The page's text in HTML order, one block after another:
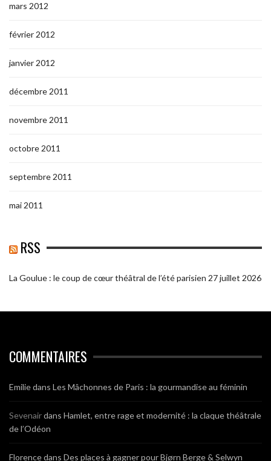
mars 2012
février 2012
janvier 2012
décembre 2011
novembre 2011
octobre 2011
septembre 2011
mai 2011
RSS
La Goulue : le coup de cœur théâtral de l’été parisien 27 juillet 2026
COMMENTAIRES
Emiliedans Les Mâchonnes de Paris : la gourmandise au féminin
Sevenairdans Hamlet, entre rage et modernité : la claque théâtrale
de l’Odéon
Florencedans Des places à gagner pour Bjørn Berge & Selwyn